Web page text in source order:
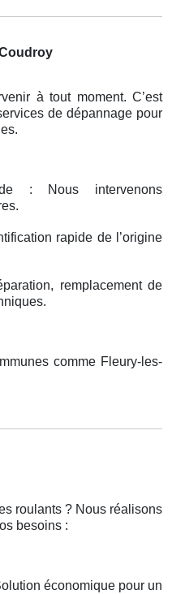
à tout moment. C’est
de dépannage pour
: Nous intervenons
rapide de l’origine
remplacement de
comme Fleury-les-
roulants ? Nous réalisons
besoins :
économique pour un